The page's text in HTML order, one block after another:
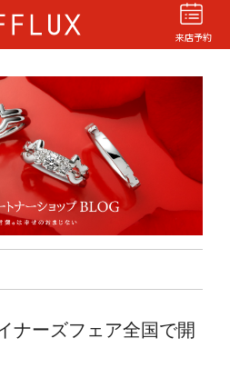
来店予約
結婚指輪
パーフェクト
セットリング
ナーズフェア全国で開